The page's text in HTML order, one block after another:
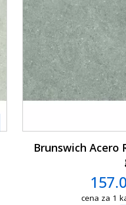
Brunswich Acero
cena za 1